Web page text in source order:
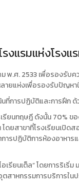
งแรมแห่งโรงแ
พ.ศ. 2533 เพื่อรองรับ
ายแห่งเพื่อรองรับปัญห
นที่การปฏิบัติและการฝึก
ยนทฤษฎี ดังนั้น 70% ข
สาขาที่โรงเรียนเปิดส
ารปฏิบัติการห้องอาหา
อเรียนเต็ล” โดยการริ
าหกรรมการบริการในป